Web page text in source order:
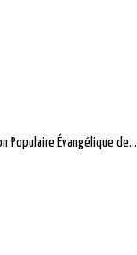
Populaire Évangélique de...